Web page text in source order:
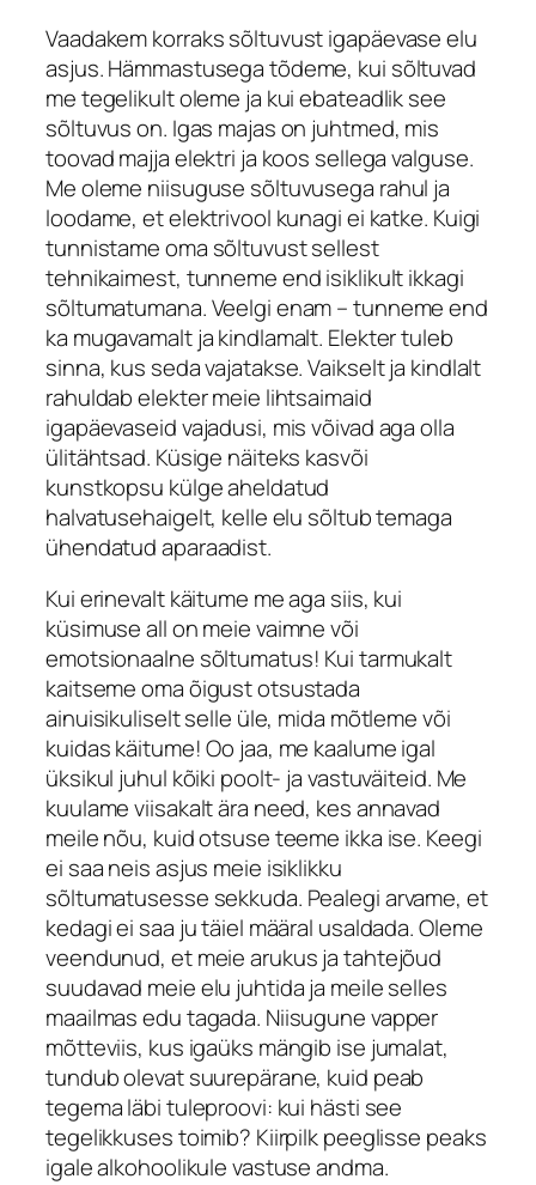
Vaadakem korraks sõltuvust igapäevase elu
asjus. Hämmastusega tõdeme, kui sõltuvad
me tegelikult oleme ja kui ebateadlik see
sõltuvus on. Igas majas on juhtmed, mis
toovad majja elektri ja koos sellega valguse.
Me oleme niisuguse sõltuvusega rahul ja
loodame, et elektrivool kunagi ei katke. Kuigi
tunnistame oma sõltuvust sellest
tehnikaimest, tunneme end isiklikult ikkagi
sõltumatumana. Veelgi enam – tunneme end
ka mugavamalt ja kindlamalt. Elekter tuleb
sinna, kus seda vajatakse. Vaikselt ja kindlalt
rahuldab elekter meie lihtsaimaid
igapäevaseid vajadusi, mis võivad aga olla
ülitähtsad. Küsige näiteks kasvõi
kunstkopsu külge aheldatud
halvatusehaigelt, kelle elu sõltub temaga
ühendatud aparaadist.
Kui erinevalt käitume me aga siis, kui
küsimuse all on meie vaimne või
emotsionaalne sõltumatus! Kui tarmukalt
kaitseme oma õigust otsustada
ainuisikuliselt selle üle, mida mõtleme või
kuidas käitume! Oo jaa, me kaalume igal
üksikul juhul kõiki poolt- ja vastuväiteid. Me
kuulame viisakalt ära need, kes annavad
meile nõu, kuid otsuse teeme ikka ise. Keegi
ei saa neis asjus meie isiklikku
sõltumatusesse sekkuda. Pealegi arvame, et
kedagi ei saa ju täiel määral usaldada. Oleme
veendunud, et meie arukus ja tahtejõud
suudavad meie elu juhtida ja meile selles
maailmas edu tagada. Niisugune vapper
mõtteviis, kus igaüks mängib ise jumalat,
tundub olevat suurepärane, kuid peab
tegema läbi tuleproovi: kui hästi see
tegelikkuses toimib? Kiirpilk peeglisse peaks
igale alkohoolikule vastuse andma.